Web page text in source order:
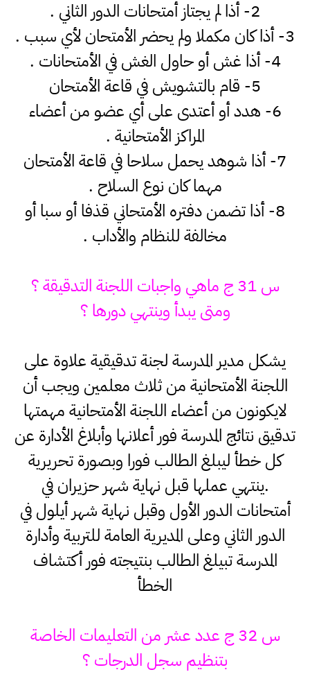
2- أذا لم يجتاز أمتحانات الدور الثاني .
3- أذا كان مكملا ولم يحضر الأمتحان لأي سبب .
4- أذا غش أو حاول الغش في الأمتحانات .
5- قام بالتشويش في قاعة الأمتحان
6- هدد أو أعتدى على أي عضو من أعضاء
المراكز الأمتحانية .
7- أذا شوهد يحمل سلاحا في قاعة الأمتحان
مهما كان نوع السلاح .
8- أذا تضمن دفتره الأمتحاني قذفا أو سبا أو
مخالفة للنظام والأداب .
س 31 ج ماهي واجبات اللجنة التدقيقة ؟
ومتى يبدأ وينتهي دورها ؟
يشكل مدير المدرسة لجنة تدقيقية علاوة على
اللجنة الأمتحانية من ثلاث معلمين ويجب أن
لايكونون من أعضاء اللجنة الأمتحانية مهمتها
تدقيق نتائج المدرسة فور أعلانها وأبلاغ الأدارة عن
كل خطأ ليبلغ الطالب فورا وبصورة تحريرية
.ينتهي عملها قبل نهاية شهر حزيران في
أمتحانات الدور الأول وقبل نهاية شهر أيلول في
الدور الثاني وعلى المديرية العامة للتربية وأدارة
المدرسة تبيلغ الطالب بنتيجته فور أكتشاف
الخطأ
س 32 ج عدد عشر من التعليمات الخاصة
بتنظيم سجل الدرجات ؟